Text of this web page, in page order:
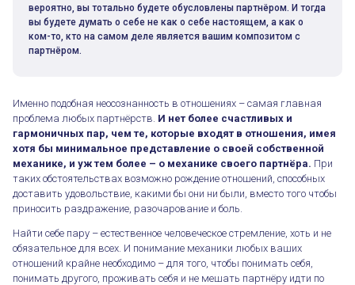
Отношения в Дизайне Человека
вероятно, вы тотально будете обусловлены партнёром. И тогда
вы будете думать о себе не как о себе настоящем, а как о
ком-то, кто на самом деле является вашим композитом с
партнёром.
Именно подобная неосознанность в отношениях – самая главная
проблема любых партнёрств. И нет более счастливых и
гармоничных пар, чем те, которые входят в отношения, имея
хотя бы минимальное представление о своей собственной
механике, и уж тем более – о механике своего партнёра. При
таких обстоятельствах возможно рождение отношений, способных
доставить удовольствие, какими бы они ни были, вместо того чтобы
приносить раздражение, разочарование и боль.
Найти себе пару – естественное человеческое стремление, хоть и не
обязательное для всех. И понимание механики любых ваших
отношений крайне необходимо – для того, чтобы понимать себя,
понимать другого, проживать себя и не мешать партнёру идти по